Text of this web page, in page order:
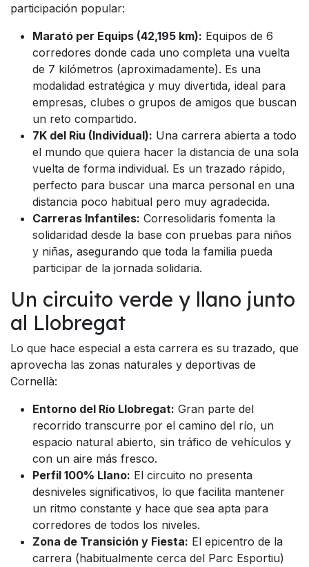
participación popular:
Marató per Equips (42,195 km): Equipos de 6
corredores donde cada uno completa una vuelta
de 7 kilómetros (aproximadamente). Es una
modalidad estratégica y muy divertida, ideal para
empresas, clubes o grupos de amigos que buscan
un reto compartido.
7K del Riu (Individual): Una carrera abierta a todo
el mundo que quiera hacer la distancia de una sola
vuelta de forma individual. Es un trazado rápido,
perfecto para buscar una marca personal en una
distancia poco habitual pero muy agradecida.
Carreras Infantiles: Corresolidaris fomenta la
solidaridad desde la base con pruebas para niños
y niñas, asegurando que toda la familia pueda
participar de la jornada solidaria.
Un circuito verde y llano junto
al Llobregat
Lo que hace especial a esta carrera es su trazado, que
aprovecha las zonas naturales y deportivas de
Cornellà:
Entorno del Río Llobregat: Gran parte del
recorrido transcurre por el camino del río, un
espacio natural abierto, sin tráfico de vehículos y
con un aire más fresco.
Perfil 100% Llano: El circuito no presenta
desniveles significativos, lo que facilita mantener
un ritmo constante y hace que sea apta para
corredores de todos los niveles.
Zona de Transición y Fiesta: El epicentro de la
carrera (habitualmente cerca del Parc Esportiu)